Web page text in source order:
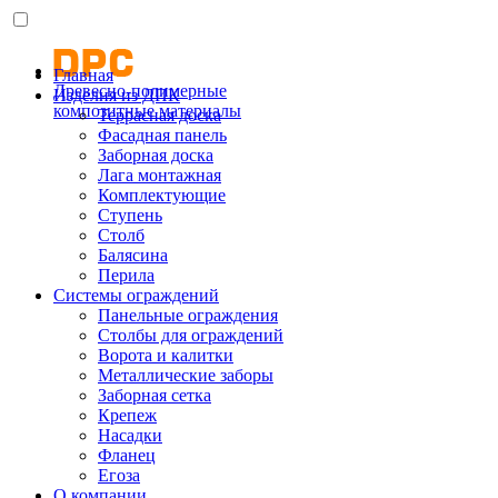
Древесно-полимерные
композитные материалы
Главная
Изделия из ДПК
Террасная доска
Фасадная панель
Заборная доска
Лага монтажная
Комплектующие
Ступень
Столб
Балясина
Перила
Системы ограждений
Панельные ограждения
Столбы для ограждений
Ворота и калитки
Металлические заборы
Заборная сетка
Крепеж
Насадки
Фланец
Егоза